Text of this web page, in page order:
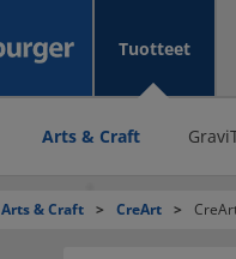
Tuotteet
Arts & Craft
Arts & Craft > CreArt >